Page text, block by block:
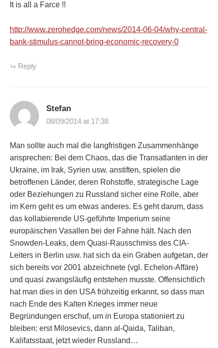
It is all a Farce !!
http://www.zerohedge.com/news/2014-06-04/why-central-
bank-stimulus-cannot-bring-economic-recovery-0
Reply
Stefan
08/09/2014 at 17:38
Man sollte auch mal die langfristigen Zusammenhänge
ansprechen: Bei dem Chaos, das die Transatlanten in der
Ukraine, im Irak, Syrien usw. anstiften, spielen die
betroffenen Länder, deren Rohstoffe, strategische Lage
oder Beziehungen zu Russland sicher eine Rolle, aber
im Kern geht es um etwas anderes. Es geht darum, dass
das kollabierende US-geführte Imperium seine
europäischen Vasallen bei der Fahne hält. Nach den
Snowden-Leaks, dem Quasi-Rausschmiss des CIA-
Leiters in Berlin usw. hat sich da ein Graben aufgetan, der
sich bereits vor 2001 abzeichnete (vgl. Echelon-Affäre)
und quasi zwangsläufig entstehen musste. Offensichtlich
hat man dies in den USA frühzeitig erkannt, so dass man
nach Ende des Kalten Krieges immer neue
Begründungen erschuf, um in Europa stationiert zu
bleiben: erst Milosevics, dann al-Qaida, Taliban,
Kalifatsstaat, jetzt wieder Russland…